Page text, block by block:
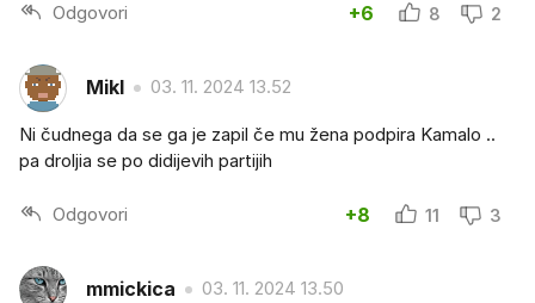
Odgovori +6 8 2
Mikl 03. 11. 2024 13.52
Ni čudnega da se ga je zapil če mu žena podpira Kamalo ..
pa droljia se po didijevih partijih
Odgovori +8 11 3
mmickica 03. 11. 2024 13.50